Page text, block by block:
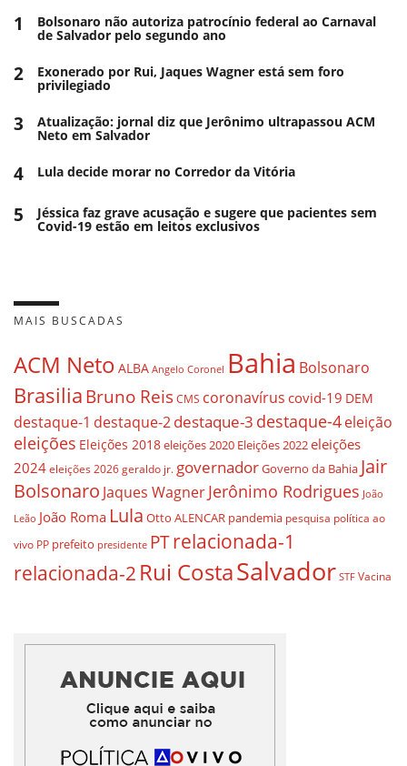
1 Bolsonaro não autoriza patrocínio federal ao Carnaval
de Salvador pelo segundo ano
2 Exonerado por Rui, Jaques Wagner está sem foro
privilegiado
3 Atualização: jornal diz que Jerônimo ultrapassou ACM
Neto em Salvador
4 Lula decide morar no Corredor da Vitória
5 Jéssica faz grave acusação e sugere que pacientes sem
Covid-19 estão em leitos exclusivos
MAIS BUSCADAS
ACM Neto ALBA Angelo Coronel Bahia Bolsonaro
BrasiliaBruno ReisCMS coronavírus covid-19 DEM
destaque-1 destaque-2destaque-3 destaque-4eleição
eleições Eleições 2018eleições 2020 Eleições 2022eleições
2024 eleições 2026 geraldo jr. governadorGoverno da Bahia Jair
Bolsonaro Jaques WagnerJerônimo Rodrigues João
Leão João Roma Lula Otto ALENCAR pandemia pesquisa política ao
vivo PP prefeito presidente PTrelacionada-1
relacionada-2 Rui CostaSalvador STF Vacina